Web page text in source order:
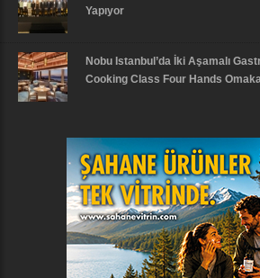
Yapıyor
Nobu Istanbul’da İki Aşamalı
Cooking Class Four Hands